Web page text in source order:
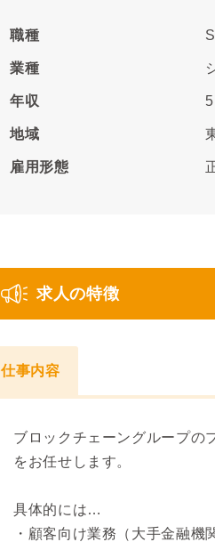
職種
業種
年収
地域
雇用形態
求人の特徴
仕事内容
ブロックチェーングループの
をお任せします。
具体的には…
・顧客向け業務（大手金融機